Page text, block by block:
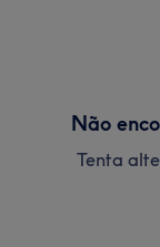
Não
Tenta